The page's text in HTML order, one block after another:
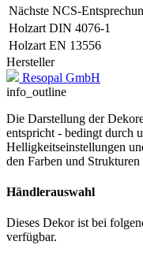
Nächste NCS-
Holzart DIN 4076-1
Holzart EN 13556
Hersteller
Resopal GmbH
info_outline
Die Darstellung der
entspricht - bedingt durch
Helligkeitseinstellungen
den Farben und
Händlerauswahl
Dieses Dekor ist bei
verfügbar.